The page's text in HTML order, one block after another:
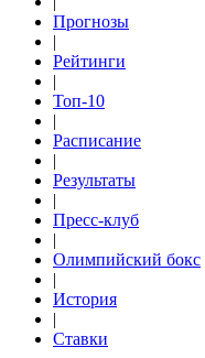
Прогнозы
|
Рейтинги
|
Топ-10
|
Расписание
|
Результаты
|
Пресс-клуб
|
Олимпийский бокс
|
История
|
Ставки